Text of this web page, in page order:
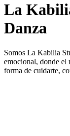
La
Danza
Somos La Kabilia
emocional, donde el
forma de cuidarte,